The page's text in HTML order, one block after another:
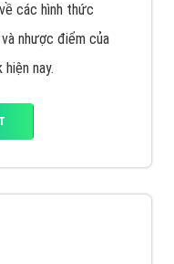
các hình thức
nhược điểm của
nay.